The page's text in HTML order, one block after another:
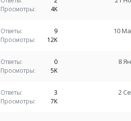
Просмотры
4K
Ответы
9
Просмотры
12K
10
Ответы
0
Просмотры
5K
8
Ответы
3
Просмотры
7K
2